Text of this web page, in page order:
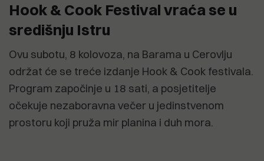
Hook & Cook Festival vraća se u
središnju Istru
Ovu subotu, 8 kolovoza, na Barama u Cerovlju
održat će se treće izdanje Hook & Cook festivala.
Program započinje u 18 sati, a posjetitelje
očekuje nezaboravna večer u jedinstvenom
prostoru koji pruža mir planina i duh mora.